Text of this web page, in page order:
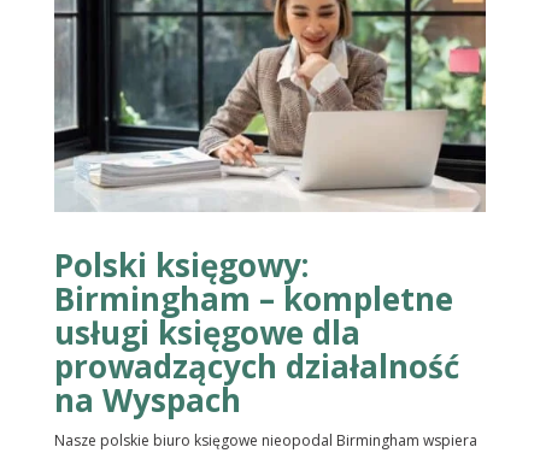
Polski księgowy:
Birmingham – kompletne
usługi księgowe dla
prowadzących działalność
na Wyspach
Nasze polskie biuro księgowe nieopodal Birmingham wspiera